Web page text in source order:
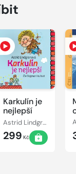
Karkulín je
nejlepší
Astrid Lindgrenová
299 Kč